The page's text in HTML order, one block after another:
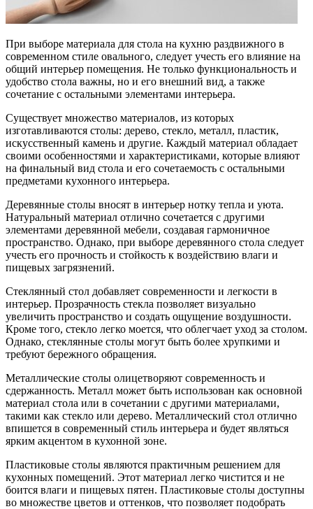
При выборе материала для стола на кухню раздвижного в
современном стиле овального, следует учесть его влияние на
общий интерьер помещения. Не только функциональность и
удобство стола важны, но и его внешний вид, а также
сочетание с остальными элементами интерьера.
Существует множество материалов, из которых
изготавливаются столы: дерево, стекло, металл, пластик,
искусственный камень и другие. Каждый материал обладает
своими особенностями и характеристиками, которые влияют
на финальный вид стола и его сочетаемость с остальными
предметами кухонного интерьера.
Деревянные столы вносят в интерьер нотку тепла и уюта.
Натуральный материал отлично сочетается с другими
элементами деревянной мебели, создавая гармоничное
пространство. Однако, при выборе деревянного стола следует
учесть его прочность и стойкость к воздействию влаги и
пищевых загрязнений.
Стеклянный стол добавляет современности и легкости в
интерьер. Прозрачность стекла позволяет визуально
увеличить пространство и создать ощущение воздушности.
Кроме того, стекло легко моется, что облегчает уход за столом.
Однако, стеклянные столы могут быть более хрупкими и
требуют бережного обращения.
Металлические столы олицетворяют современность и
сдержанность. Металл может быть использован как основной
материал стола или в сочетании с другими материалами,
такими как стекло или дерево. Металлический стол отлично
впишется в современный стиль интерьера и будет являться
ярким акцентом в кухонной зоне.
Пластиковые столы являются практичным решением для
кухонных помещений. Этот материал легко чистится и не
боится влаги и пищевых пятен. Пластиковые столы доступны
во множестве цветов и оттенков, что позволяет подобрать